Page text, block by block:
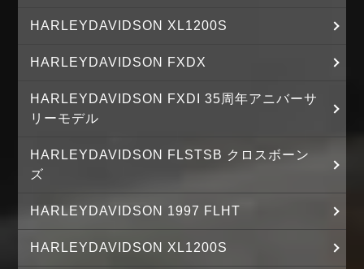
HARLEYDAVIDSON XL1200S
HARLEYDAVIDSON FXDX
HARLEYDAVIDSON FXDI 35周年アニバーサ
リーモデル
HARLEYDAVIDSON FLSTSB クロスボーン
ズ
HARLEYDAVIDSON 1997 FLHT
HARLEYDAVIDSON XL1200S